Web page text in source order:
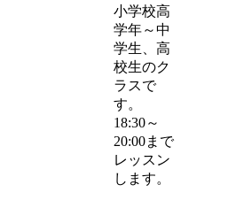
小学校高
学年～中
学生、高
校生のク
ラスで
す。
18:30～
20:00まで
レッスン
します。